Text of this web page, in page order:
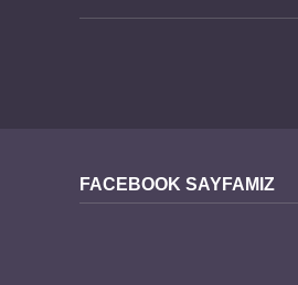
FACEBOOK SAYFAMIZ